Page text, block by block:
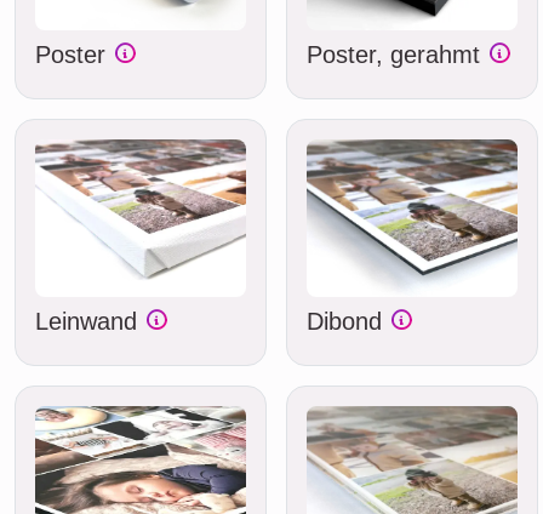
Poster Poster, gerahmt
Leinwand Dibond